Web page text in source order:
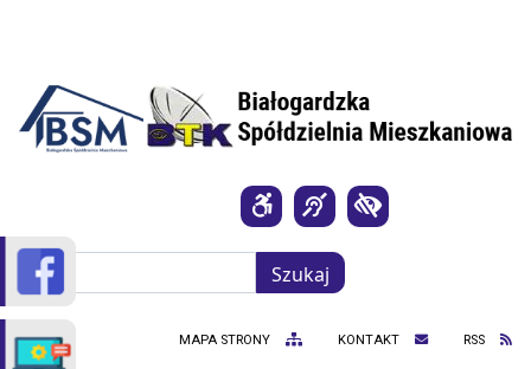
Szukaj
Szukaj
MAPA STRONY KONTAKT RSS